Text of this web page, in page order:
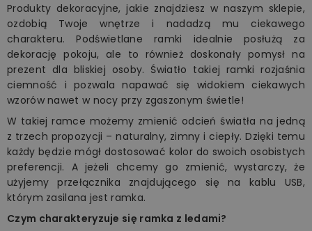
Produkty dekoracyjne, jakie znajdziesz w naszym sklepie,
ozdobią Twoje wnętrze i nadadzą mu ciekawego
charakteru. Podświetlane ramki idealnie posłużą za
dekorację pokoju, ale to również doskonały pomysł na
prezent dla bliskiej osoby. Światło takiej ramki rozjaśnia
ciemność i pozwala napawać się widokiem ciekawych
wzorów nawet w nocy przy zgaszonym świetle!
W takiej ramce możemy zmienić odcień światła na jedną
z trzech propozycji – naturalny, zimny i ciepły. Dzięki temu
każdy będzie mógł dostosować kolor do swoich osobistych
preferencji. A jeżeli chcemy go zmienić, wystarczy, że
użyjemy przełącznika znajdującego się na kablu USB,
którym zasilana jest ramka.
Czym charakteryzuje się ramka z ledami?